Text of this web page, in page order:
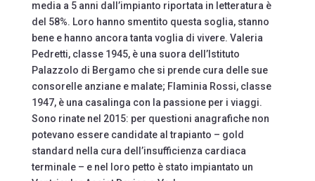
media a 5 anni dall’impianto riportata in letteratura è
del 58%. Loro hanno smentito questa soglia, stanno
bene e hanno ancora tanta voglia di vivere. Valeria
Pedretti, classe 1945, è una suora dell’Istituto
Palazzolo di Bergamo che si prende cura delle sue
consorelle anziane e malate; Flaminia Rossi, classe
1947, è una casalinga con la passione per i viaggi.
Sono rinate nel 2015: per questioni anagrafiche non
potevano essere candidate al trapianto – gold
standard nella cura dell’insufficienza cardiaca
terminale – e nel loro petto è stato impiantato un